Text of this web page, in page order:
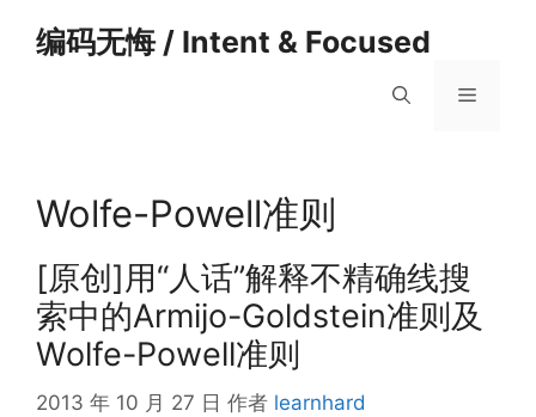
编码无悔 / Intent & Focused
菜
Wolfe-Powell准则
[原创]用“人话”解释不精确线搜
索中的Armijo-Goldstein准则及
Wolfe-Powell准则
2013 年 10 月 27 日 作者 learnhard